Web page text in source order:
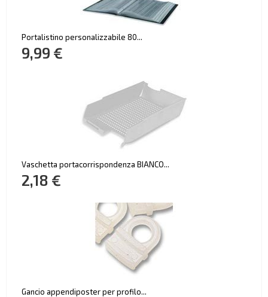
Portalistino personalizzabile 80...
9,99 €
Vaschetta portacorrispondenza BIANCO...
2,18 €
Gancio appendiposter per profilo...